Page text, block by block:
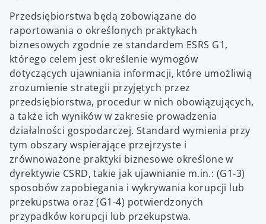
Przedsiębiorstwa będą zobowiązane do
raportowania o określonych praktykach
biznesowych zgodnie ze standardem ESRS G1,
którego celem jest określenie wymogów
dotyczących ujawniania informacji, które umożliwią
zrozumienie strategii przyjętych przez
przedsiębiorstwa, procedur w nich obowiązujących,
a także ich wyników w zakresie prowadzenia
działalności gospodarczej. Standard wymienia przy
tym obszary wspierające przejrzyste i
zrównoważone praktyki biznesowe określone w
dyrektywie CSRD, takie jak ujawnianie m.in.: (G1-3)
sposobów zapobiegania i wykrywania korupcji lub
przekupstwa oraz (G1-4) potwierdzonych
przypadków korupcji lub przekupstwa.